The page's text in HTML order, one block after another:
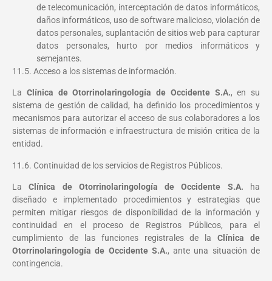
de telecomunicación, interceptación de datos informáticos,
daños informáticos, uso de software malicioso, violación de
datos personales, suplantación de sitios web para capturar
datos personales, hurto por medios informáticos y
semejantes.
11.5. Acceso a los sistemas de información.
La Clínica de Otorrinolaringología de Occidente S.A., en su
sistema de gestión de calidad, ha definido los procedimientos y
mecanismos para autorizar el acceso de sus colaboradores a los
sistemas de información e infraestructura de misión critica de la
entidad.
11.6. Continuidad de los servicios de Registros Públicos.
LaClínica de Otorrinolaringología de Occidente S.A. ha
diseñado e implementado procedimientos y estrategias que
permiten mitigar riesgos de disponibilidad de la información y
continuidad en el proceso de Registros Públicos, para el
cumplimiento de las funciones registrales de laClínica de
Otorrinolaringología de Occidente S.A., ante una situación de
contingencia.